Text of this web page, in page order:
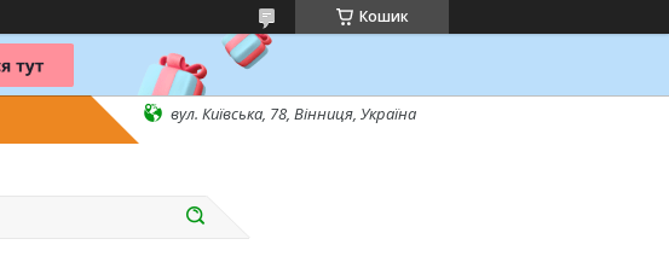
Кошик
вул. Київська, 78, Вінниця, Україна